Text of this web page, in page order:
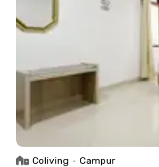
Coliving • Campur